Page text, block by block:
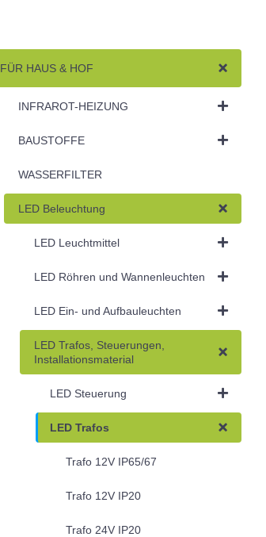
FÜR HAUS & HOF
INFRAROT-HEIZUNG
BAUSTOFFE
WASSERFILTER
LED Beleuchtung
LED Leuchtmittel
LED Röhren und Wannenleuchten
LED Ein- und Aufbauleuchten
LED Trafos, Steuerungen,
Installationsmaterial
LED Steuerung
LED Trafos
Trafo 12V IP65/67
Trafo 12V IP20
Trafo 24V IP20